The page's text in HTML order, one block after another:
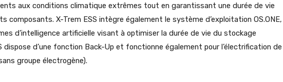
aux conditions climatique extrêmes tout en garantissant une durée de vie
composants. X-Trem ESS intègre également le système d’exploitation OS.ONE,
d’intelligence artificielle visant à optimiser la durée de vie du stockage
dispose d’une fonction Back-Up et fonctionne également pour l’électrification de
groupe électrogène).